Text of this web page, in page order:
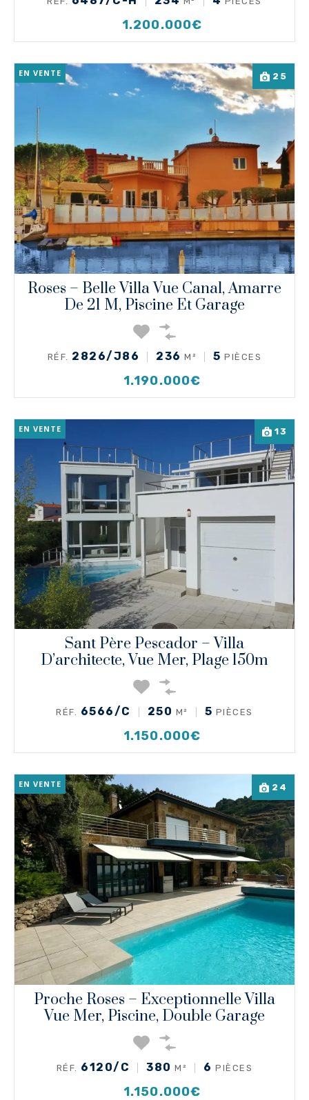
1.200.000€
25
EN VENTE
Roses – Belle Villa Vue Canal, Amarre
De 21 M, Piscine Et Garage
RÉF. 2826/J86 236 M² 5 PIÈCES
1.190.000€
13
EN VENTE
Sant Père Pescador – Villa
D’architecte, Vue Mer, Plage 150m
RÉF. 6566/C 250 M² 5 PIÈCES
1.150.000€
24
EN VENTE
Proche Roses – Exceptionnelle Villa
Vue Mer, Piscine, Double Garage
RÉF. 6120/C 380 M² 6 PIÈCES
1.150.000€